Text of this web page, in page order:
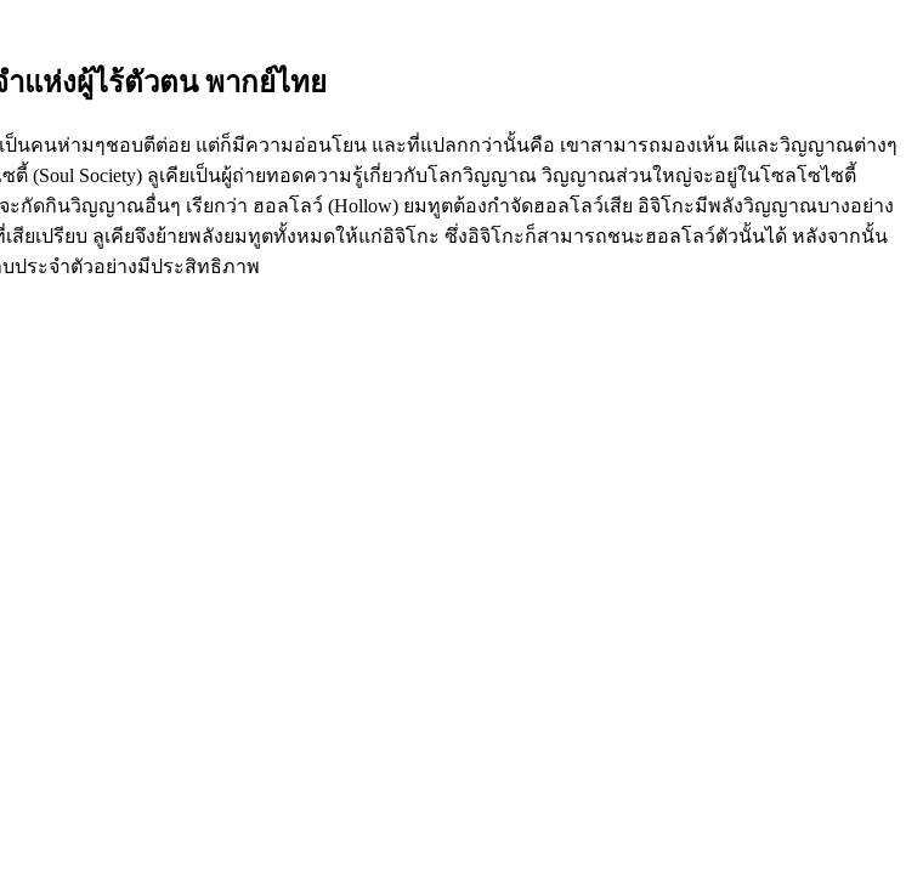
ำแห่งผู้ไร้ตัวตน พากย์ไทย
ป็นคนห่ามๆชอบตีต่อย แต่ก็มีความอ่อนโยน และที่แปลกกว่านั้นคือ เขาสามารถมองเห้น ผีและวิญญาณต่างๆ
ตี้ (Soul Society) ลูเคียเป็นผู้ถ่ายทอดความรู้เกี่ยวกับโลกวิญญาณ วิญญาณส่วนใหญ่จะอยู่ในโซลโซไซตี้
กัดกินวิญญาณอื่นๆ เรียกว่า ฮอลโลว์ (Hollow) ยมทูตต้องกำจัดฮอลโลว์เสีย อิจิโกะมีพลังวิญญาณบางอย่าง
ยเปรียบ ลูเคียจึงย้ายพลังยมทูตทั้งหมดให้แก่อิจิโกะ ซึ่งอิจิโกะก็สามารถชนะฮอลโลว์ตัวนั้นได้ หลังจากนั้น
ประจำตัวอย่างมีประสิทธิภาพ